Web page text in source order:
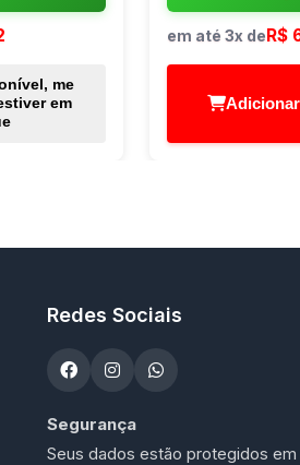
me
em
em até 3x deR$
Redes Sociais
Segurança
Seus dados estão protegidos